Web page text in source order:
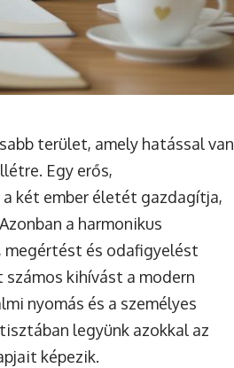
terület, amely hatással van
Egy erős,
két ember életét gazdagítja,
a harmonikus
és odafigyelést
kihívást a modern
nyomás és a személyes
legyünk azokkal az
képezik.